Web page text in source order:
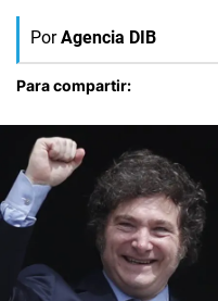
Por Agencia DIB
Para compartir: